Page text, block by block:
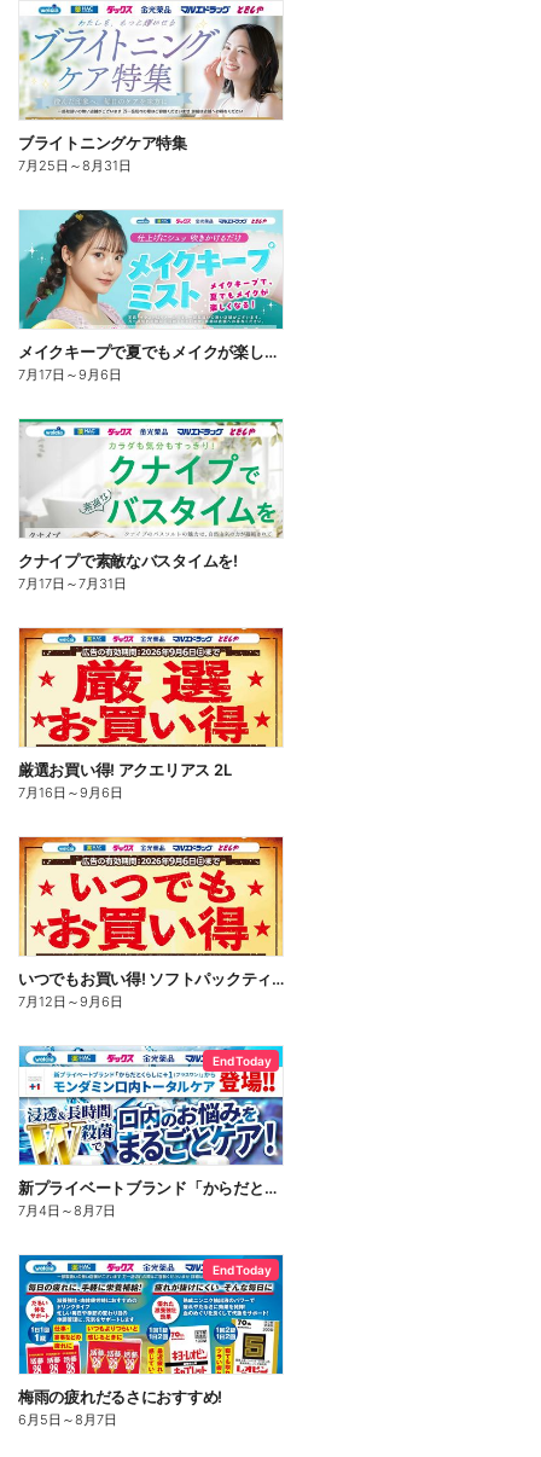
ブライトニングケア特集
7月25日 ～8月31日
メイクキープで夏でもメイクが楽しくなる!
7月17日 ～9月6日
クナイプで素敵なバスタイムを!
7月17日 ～7月31日
厳選お買い得! アクエリアス 2L
7月16日 ～9月6日
いつでもお買い得! ソフトパックティッシュ
7月12日 ～9月6日
End Today
新プライベートブランド「からだとくらしに+1(プラスワン)」よりモンダミン口内トータルケア登場!
7月4日 ～8月7日
End Today
梅雨の疲れだるさにおすすめ!
6月5日 ～8月7日